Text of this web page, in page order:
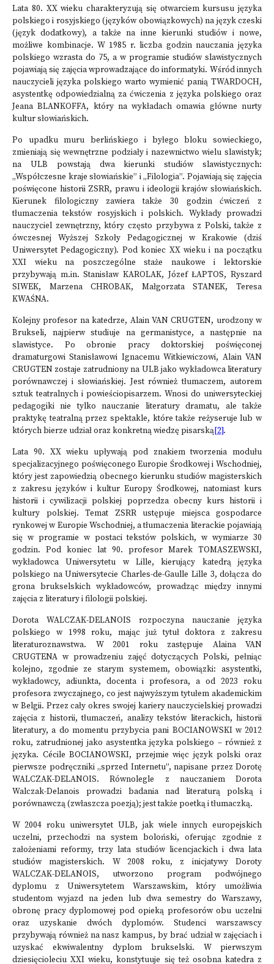
Lata 80. XX wieku charakteryzują się otwarciem kursusu języka
polskiego i rosyjskiego (języków obowiązkowych) na język czeski
(język dodatkowy), a także na inne kierunki studiów i nowe,
możliwe kombinacje. W 1985 r. liczba godzin nauczania języka
polskiego wzrasta do 75, a w programie studiów slawistycznych
pojawiają się zajęcia wprowadzające do informatyki. Wśród innych
nauczycieli języka polskiego warto wymienić panią TWARDOCH,
asystentkę odpowiedzialną za ćwiczenia z języka polskiego oraz
Jeana BLANKOFFA, który na wykładach omawia główne nurty
kultur słowiańskich.
Po upadku muru berlińskiego i byłego bloku sowieckiego,
zmieniają się wewnętrzne podziały i nazewnictwo wielu slawistyk;
na ULB powstają dwa kierunki studiów slawistycznych:
„Współczesne kraje słowiańskie” i „Filologia”. Pojawiają się zajęcia
poświęcone historii ZSRR, prawu i ideologii krajów słowiańskich.
Kierunek filologiczny zawiera także 30 godzin ćwiczeń z
tłumaczenia tekstów rosyjskich i polskich. Wykłady prowadzi
nauczyciel zewnętrzny, który często przybywa z Polski, także z
ówczesnej Wyższej Szkoły Pedagogicznej w Krakowie (dziś
Uniwersytet Pedagogiczny). Pod koniec XX wieku i na początku
XXI wieku na poszczególne staże naukowe i lektorskie
przybywają m.in. Stanisław KAROLAK, Józef ŁAPTOS, Ryszard
SIWEK, Marzena CHROBAK, Małgorzata STANEK, Teresa
KWAŚNA.
Kolejny profesor na katedrze, Alain VAN CRUGTEN, urodzony w
Brukseli, najpierw studiuje na germanistyce, a następnie na
slawistyce. Po obronie pracy doktorskiej poświęconej
dramaturgowi Stanisławowi Ignacemu Witkiewiczowi, Alain VAN
CRUGTEN zostaje zatrudniony na ULB jako wykładowca literatury
porównawczej i słowiańskiej. Jest również tłumaczem, autorem
sztuk teatralnych i powieściopisarzem. Wnosi do uniwersyteckiej
pedagogiki nie tylko nauczanie literatury dramatu, ale także
praktykę teatralną przez spektakle, które także reżyseruje lub w
których bierze udział oraz konkretną wiedzę pisarską[2].
Lata 90. XX wieku upływają pod znakiem tworzenia modułu
specjalizacyjnego poświęconego Europie Środkowej i Wschodniej,
który jest zapowiedzią obecnego kierunku studiów magisterskich
z zakresu języków i kultur Europy Środkowej, natomiast kurs
historii i cywilizacji polskiej poprzedza obecny kurs historii i
kultury polskiej. Temat ZSRR ustępuje miejsca gospodarce
rynkowej w Europie Wschodniej, a tłumaczenia literackie pojawiają
się w programie w postaci tekstów polskich, w wymiarze 30
godzin. Pod koniec lat 90. profesor Marek TOMASZEWSKI,
wykładowca Uniwersytetu w Lille, kierujący katedrą języka
polskiego na Uniwersytecie Charles-de-Gaulle Lille 3, dołącza do
grona brukselskich wykładowców, prowadząc między innymi
zajęcia z literatury i filologii polskiej.
Dorota WALCZAK-DELANOIS rozpoczyna nauczanie języka
polskiego w 1998 roku, mając już tytuł doktora z zakresu
literaturoznawstwa. W 2001 roku zastępuje Alaina VAN
CRUGTENA w prowadzeniu zajęć dotyczących Polski, pełniąc
kolejno, zgodnie ze starym systemem, obowiązki: asystentki,
wykładowcy, adiunkta, docenta i profesora, a od 2023 roku
profesora zwyczajnego, co jest najwyższym tytułem akademickim
w Belgii. Przez cały okres swojej kariery nauczycielskiej prowadzi
zajęcia z historii, tłumaczeń, analizy tekstów literackich, historii
literatury, a do momentu przybycia pani BOCIANOWSKI w 2012
roku, zatrudnionej jako asystentka języka polskiego – również z
języka. Cécile BOCIANOWSKI, przejmie więc język polski oraz
pierwsze podręczniki „sprzed Internetu”, napisane przez Dorotę
WALCZAK-DELANOIS. Równolegle z nauczaniem Dorota
Walczak-Delanois prowadzi badania nad literaturą polską i
porównawczą (zwłaszcza poezją); jest także poetką i tłumaczką.
W 2004 roku uniwersytet ULB, jak wiele innych europejskich
uczelni, przechodzi na system boloński, oferując zgodnie z
założeniami reformy, trzy lata studiów licencjackich i dwa lata
studiów magisterskich. W 2008 roku, z inicjatywy Doroty
WALCZAK-DELANOIS, utworzono program podwójnego
dyplomu z Uniwersytetem Warszawskim, który umożliwia
studentom wyjazd na jeden lub dwa semestry do Warszawy,
obronę pracy dyplomowej pod opieką profesorów obu uczelni
oraz uzyskanie dwóch dyplomów. Studenci warszawscy
przybywają również na nasz kampus, by brać udział w zajęciach i
uzyskać ekwiwalentny dyplom brukselski. W pierwszym
dziesięcioleciu XXI wieku, konstytuuje się też osobna katedra z